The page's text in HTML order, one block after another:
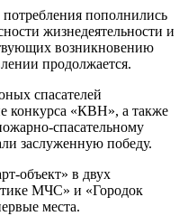
потребления пополнились
жизнедеятельности и
возникновению
продолжается.
спасателей
конкурса «КВН», а также
спасательному
заслуженную победу.
объект» в двух
МЧС» и «Городок
места.